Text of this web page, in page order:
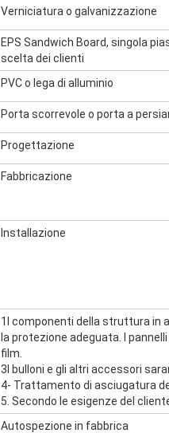
Verniciatura o galvanizzazione
EPS Sandwich Board, singola
scelta dei clienti
PVC o lega di alluminio
Porta scorrevole o porta a
Progettazione
Fabbricazione
Installazione
1I componenti della struttura in
la protezione adeguata. I
film.
3I bulloni e gli altri accessori
4- Trattamento di asciugatura
5. Secondo le esigenze del
Autospezione in fabbrica